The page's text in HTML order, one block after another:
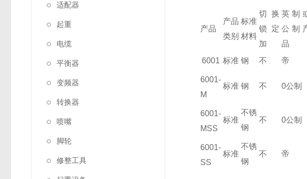
适配器
起重
电缆
平衡器
变频器
转换器
喷嘴
脚轮
修整工具
产品功能
产品系列
产品
产品
类别
标准
材料
切换
锁定
加
英制
公制
品
6001 标准 钢 不 帝
6001-
M
标准 钢 不 0公制
6001-
MSS
标准
不锈
钢
不 0公制
6001-
SS
标准
不锈
钢
不 帝